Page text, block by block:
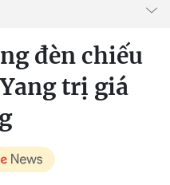
đèn chiếu
trị giá